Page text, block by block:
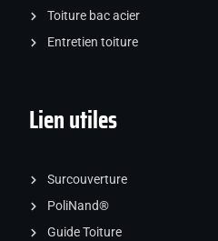
Toiture bac acier
Entretien toiture
Lien utiles
Surcouverture
PoliNand®
Guide Toiture